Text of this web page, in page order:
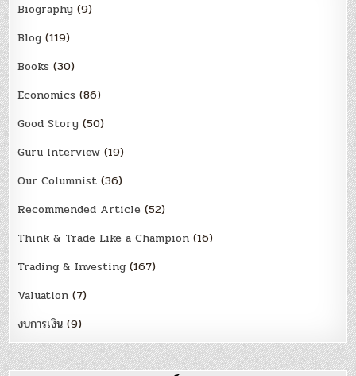
Biography (9)
Blog (119)
Books (30)
Economics (86)
Good Story (50)
Guru Interview (19)
Our Columnist (36)
Recommended Article (52)
Think & Trade Like a Champion (16)
Trading & Investing (167)
Valuation (7)
งบการเงิน (9)